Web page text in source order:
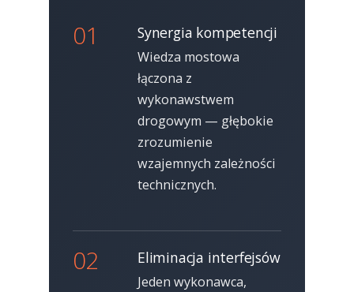
01 Synergia kompetencji
Wiedza mostowa
łączona z
wykonawstwem
drogowym — głębokie
zrozumienie
wzajemnych zależności
technicznych.
02 Eliminacja interfejsów
Jeden wykonawca,